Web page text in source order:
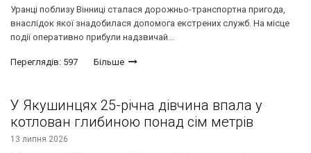
Уранці поблизу Вінниці сталася дорожньо-транспортна пригода,
внаслідок якої знадобилася допомога екстрених служб. На місце
події оперативно прибули надзвичай...
Переглядів: 597 Більше
У Якушинцях 25-річна дівчина впала у
котлован глибиною понад сім метрів
13 липня 2026